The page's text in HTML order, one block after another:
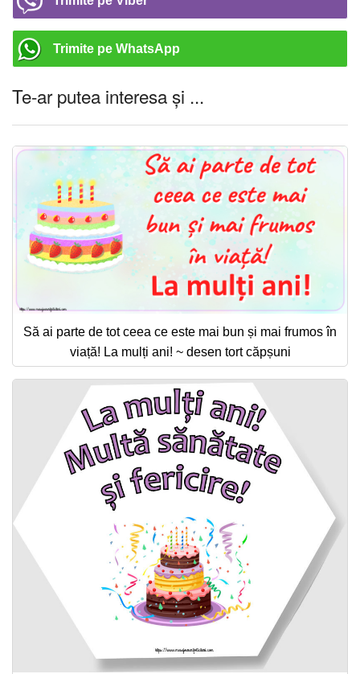
Trimite pe WhatsApp
Te-ar putea interesa și ...
Să ai parte de tot ceea ce este mai bun și mai frumos în
viață! La mulți ani! ~ desen tort căpșuni